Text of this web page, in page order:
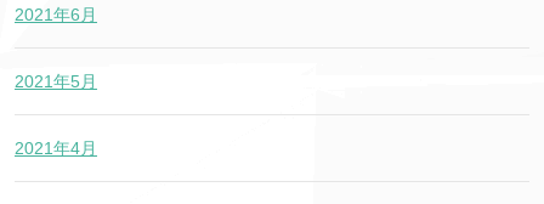
2021年6月
2021年5月
2021年4月